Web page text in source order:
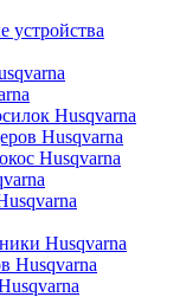
устройства
Husqvarna
Husqvarna
Husqvarna
Husqvarna
Husqvarna